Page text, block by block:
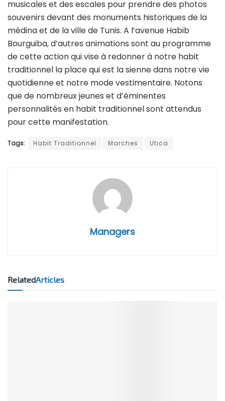
musicales et des escales pour prendre des photos
souvenirs devant des monuments historiques de la
médina et de la ville de Tunis. A l’avenue Habib
Bourguiba, d’autres animations sont au programme
de cette action qui vise à redonner à notre habit
traditionnel la place qui est la sienne dans notre vie
quotidienne et notre mode vestimentaire. Notons
que de nombreux jeunes et d’éminentes
personnalités en habit traditionnel sont attendus
pour cette manifestation.
Tags: Habit Traditionnel Marches Utica
Managers
RelatedArticles